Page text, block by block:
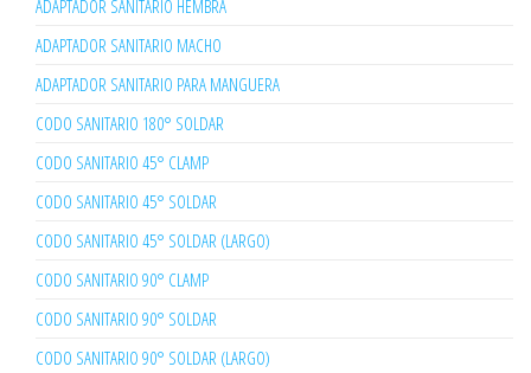
ADAPTADOR SANITARIO HEMBRA
ADAPTADOR SANITARIO MACHO
ADAPTADOR SANITARIO PARA MANGUERA
CODO SANITARIO 180° SOLDAR
CODO SANITARIO 45° CLAMP
CODO SANITARIO 45° SOLDAR
CODO SANITARIO 45° SOLDAR (LARGO)
CODO SANITARIO 90° CLAMP
CODO SANITARIO 90° SOLDAR
CODO SANITARIO 90° SOLDAR (LARGO)